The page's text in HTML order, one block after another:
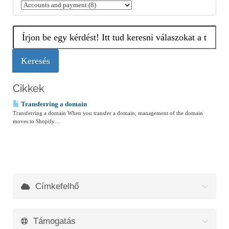
Cikkek
Transferring a domain
Transferring a domain When you transfer a domain, management of the domain
moves to Shopify....
Címkefelhő
Támogatás